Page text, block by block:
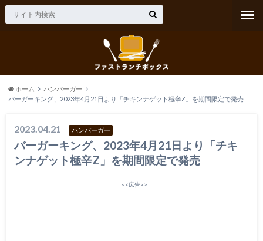
ホーム
ハンバーガー
バーガーキング、2023年4月21日より「チキンナゲット極辛Z」を期間限定で発売
2023.04.21 ハンバーガー
バーガーキング、2023年4月21日より「チキ
ンナゲット極辛Z」を期間限定で発売
<<広告>>